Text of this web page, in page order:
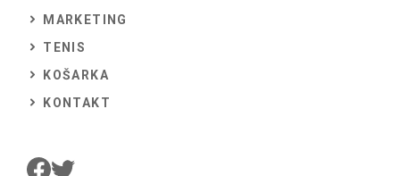
MARKETING
TENIS
KOŠARKA
KONTAKT